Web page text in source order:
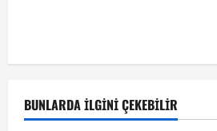
BUNLARDA İLGINI ÇEKEBILIR